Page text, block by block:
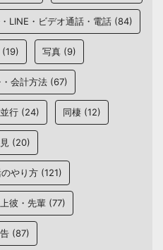
LINE・ビデオ通話・電話 (84)
(19) 写真 (9)
会計方法 (67)
行 (24) 同棲 (12)
(20)
やり方 (121)
彼・先輩 (77)
(87)